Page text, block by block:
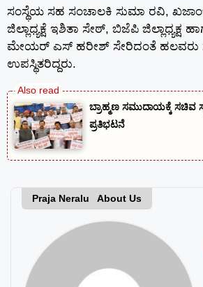
ಸಂಸ್ಥೆಯ ಸಹ ಸಂಚಾಲಕಿ ಸುಮಾ ರವಿ,
ಜಿಲ್ಲಾಧ್ಯಕ್ಷೆ ಇಶಿತಾ ಸೇಠ್, ಬಿಜೆಪಿ
ಮೇಯರ್ ಎಸ್ ಹರೀಶ್ ಸೇರಿದಂತೆ ಹಲವರು
ಉಪಸ್ಥಿತರಿದ್ದರು.
ಬ್ರಾಹ್ಮಣ ಸಮುದಾಯಕ್ಕೆ ಸಚಿವ
ಪ್ರತಿಭಟನೆ
Praja Neralu About Us